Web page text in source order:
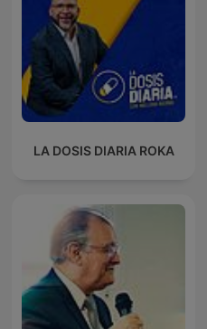
LA DOSIS DIARIA ROKA